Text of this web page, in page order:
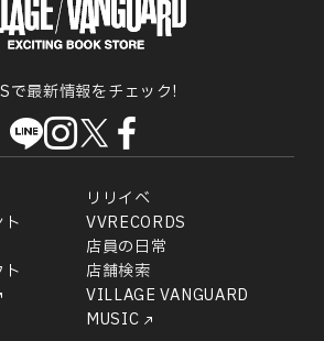
で最新情報をチェック!
リリイベ
VVRECORDS
店員の日常
店舗検索
VILLAGE VANGUARD
MUSIC